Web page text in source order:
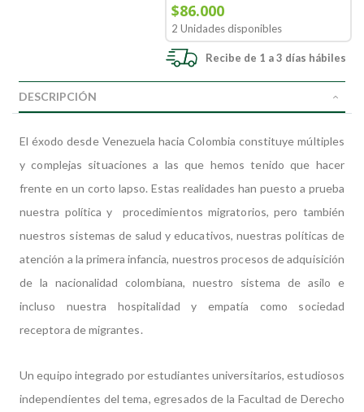
$86.000
2 Unidades disponibles
Recibe de 1 a 3 días hábiles
DESCRIPCIÓN
El éxodo desde Venezuela hacia Colombia constituye múltiples
y complejas situaciones a las que hemos tenido que hacer
frente en un corto lapso. Estas realidades han puesto a prueba
nuestra política y procedimientos migratorios, pero también
nuestros sistemas de salud y educativos, nuestras políticas de
atención a la primera infancia, nuestros procesos de adquisición
de la nacionalidad colombiana, nuestro sistema de asilo e
incluso nuestra hospitalidad y empatía como sociedad
receptora de migrantes.
Un equipo integrado por estudiantes universitarios, estudiosos
independientes del tema, egresados de la Facultad de Derecho